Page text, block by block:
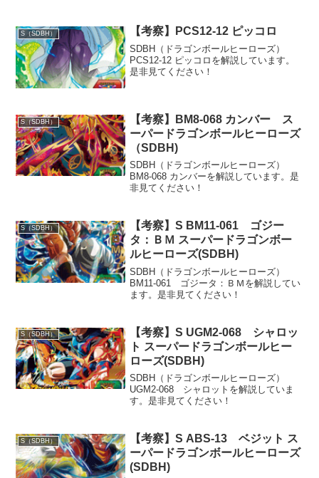
S（SDBH） 【考察】PCS12-12 ピッコロ
SDBH（ドラゴンボールヒーローズ）
PCS12-12 ピッコロを解説しています。
是非見てください！
S（SDBH）
【考察】BM8-068 カンバー ス
ーパードラゴンボールヒーローズ
（SDBH)
SDBH（ドラゴンボールヒーローズ）
BM8-068 カンバーを解説しています。是
非見てください！
S（SDBH）
【考察】S BM11-061 ゴジー
タ：ＢＭ スーパードラゴンボー
ルヒーローズ(SDBH)
SDBH（ドラゴンボールヒーローズ）
BM11-061 ゴジータ：ＢＭを解説してい
ます。是非見てください！
S（SDBH）
【考察】S UGM2-068 シャロッ
ト スーパードラゴンボールヒー
ローズ(SDBH)
SDBH（ドラゴンボールヒーローズ）
UGM2-068 シャロットを解説していま
す。是非見てください！
S（SDBH）
【考察】S ABS-13 ベジット ス
ーパードラゴンボールヒーローズ
(SDBH)